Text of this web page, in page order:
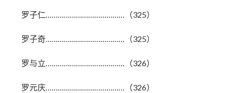
罗子仁…………………………………（325）
罗子奇…………………………………（325）
罗与立…………………………………（326）
罗元庆…………………………………（326）